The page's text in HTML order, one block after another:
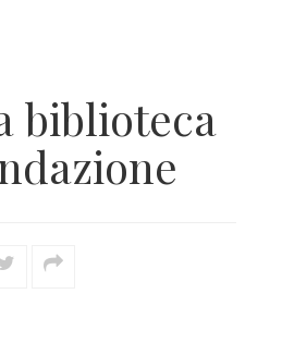
biblioteca